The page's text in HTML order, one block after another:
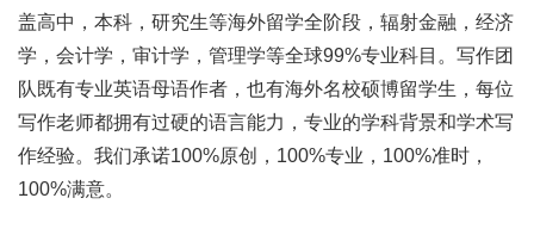
盖高中，本科，研究生等海外留学全阶段，辐射金融，经济
学，会计学，审计学，管理学等全球99%专业科目。写作团
队既有专业英语母语作者，也有海外名校硕博留学生，每位
写作老师都拥有过硬的语言能力，专业的学科背景和学术写
作经验。我们承诺100%原创，100%专业，100%准时，
100%满意。